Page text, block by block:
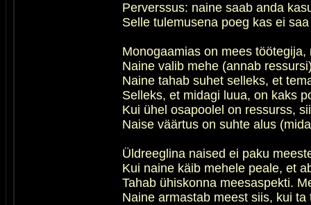
Perverssus: naine saab anda
Selle tulemusena poeg kas ei
Monogaamias on mees
Naine valib mehe (annab
Naine tahab suhet selleks, et
Selleks, et midagi luua, on kaks
Kui ühel osapoolel on ressurss,
Naise väärtus on suhte alus
Üldreeglina naised ei paku
Kui naine käib mehele peale, et
Tahab ühiskonna meesaspekti.
Naine armastab meest siis, kui